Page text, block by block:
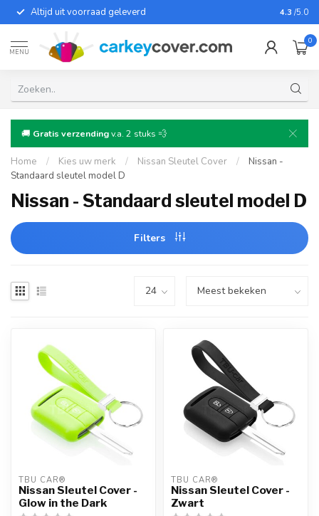
Altijd uit voorraad geleverd Voor
4.3 /5.0
MENU
0
🚚 Gratis verzendingv.a. 2 stuks 💨
Home / Kies uw merk / Nissan Sleutel Cover /
Nissan -
Standaard sleutel model D
Nissan - Standaard sleutel model D
Filters
TBU CAR®
Nissan Sleutel Cover -
Glow in the Dark
TBU CAR®
Nissan Sleutel Cover -
Zwart